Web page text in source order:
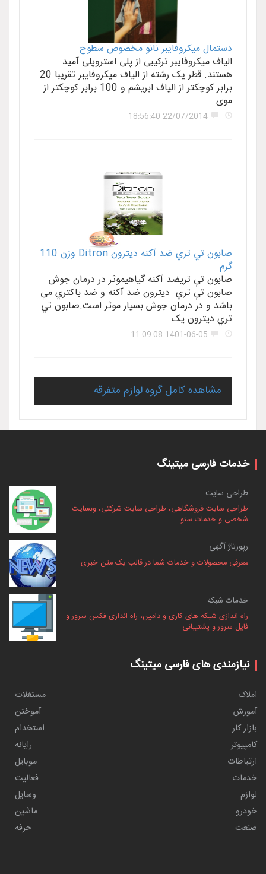
دستمال میکروفایبر نانو مخصوص سطوح
الیاف میکروفایبر ترکیبی از پلی استروپلی آمید
هستند. قطر یک رشته از الیاف میکروفایبر تقریبا 20
برابر کوچکتر از الیاف ابریشم و 100 برابر کوچکتر از
موی
22/07/2014 18:56:40
صابون تي تري ضد آکنه ديترون Ditron وزن 110
گرم
صابون تي تريضد آکنه گياهيموثر در درمان جوش
صابون تي تري ديترون ضد آکنه و ضد باکتري مي
باشد و در درمان جوش بسيار موثر است.صابون تي
تري ديترون يک
1401-06-05 11:09:08
مشاهده کامل گروه لوازم متفرقه
خدمات فارسی میتینگ
طراحی سایت
طراحی سایت فروشگاهی، طراحی سایت شرکتی، وبسایت
شخصی و خدمات سئو
رپورتاژ آگهی
معرفی محصولات و خدمات شما در قالب یک متن خبری
خدمات شبکه
راه اندازی شبکه های کاری و دامین، راه اندازی فکس سرور و
فایل سرور و پشتیبانی
نیازمندی های فارسی میتینگ
املاک
مستغلات
آموزش
آموختن
بازار کار
استخدام
کامپیوتر
رایانه
ارتباطات
موبایل
خدمات
فعالیت
لوازم
وسایل
خودرو
ماشین
صنعت
حرفه